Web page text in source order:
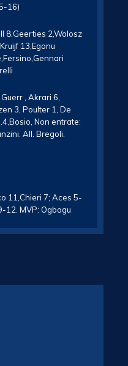
16)
8,Geerties 2,Wolosz
13,Egonu
, Akrari 6,
3, Poulter 1, De
Non entrate:
All. Bregoli.
11,Chieri 7; Aces 5-
12. MVP: Ogbogu